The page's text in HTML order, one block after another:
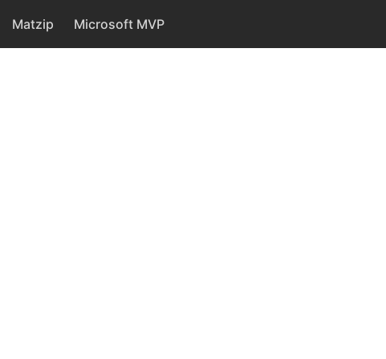
Matzip Microsoft MVP